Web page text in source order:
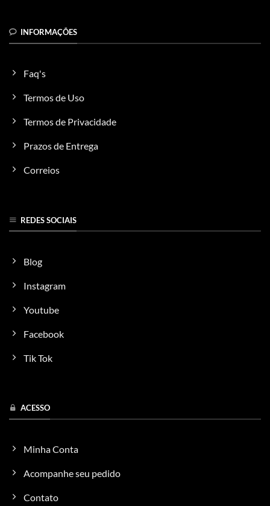
INFORMAÇÕES
Faq's
Termos de Uso
Termos de Privacidade
Prazos de Entrega
Correios
REDES SOCIAIS
Blog
Instagram
Youtube
Facebook
Tik Tok
ACESSO
Minha Conta
Acompanhe seu pedido
Contato